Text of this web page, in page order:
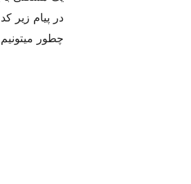
در پیام زیر
چطور